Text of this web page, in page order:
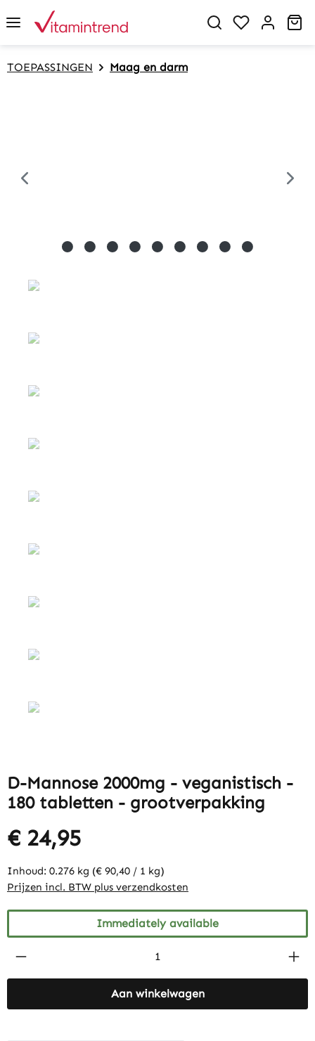
content
TOEPASSINGEN Maag en darm
D-Mannose 2000mg - veganistisch -
180 tabletten - grootverpakking
€ 24,95
Inhoud: 0.276 kg (€ 90,40 / 1 kg)
Prijzen incl. BTW plus verzendkosten
Immediately available
Product Quantity: Enter the desired
Aan winkelwagen